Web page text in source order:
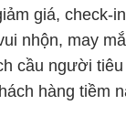
giá, check-
nhộn, may
cầu người
hàng tiềm